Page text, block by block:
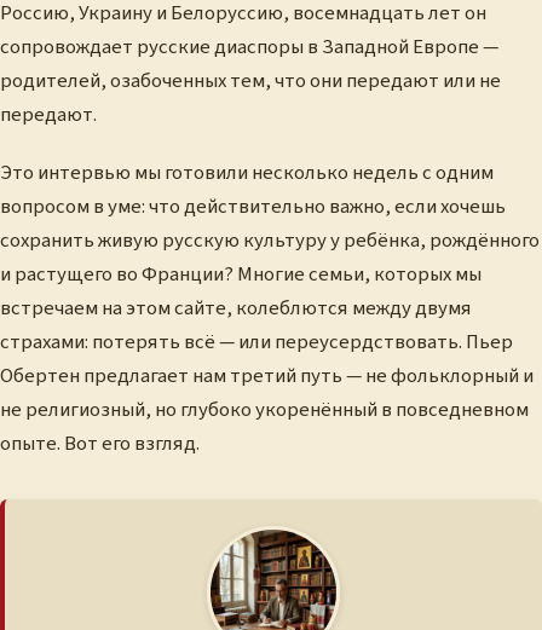
Россию, Украину и Белоруссию, восемнадцать лет он
сопровождает русские диаспоры в Западной Европе —
родителей, озабоченных тем, что они передают или не
передают.
Это интервью мы готовили несколько недель с одним
вопросом в уме: что действительно важно, если хочешь
сохранить живую русскую культуру у ребёнка, рождённого
и растущего во Франции? Многие семьи, которых мы
встречаем на этом сайте, колеблются между двумя
страхами: потерять всё — или переусердствовать. Пьер
Обертен предлагает нам третий путь — не фольклорный и
не религиозный, но глубоко укоренённый в повседневном
опыте. Вот его взгляд.